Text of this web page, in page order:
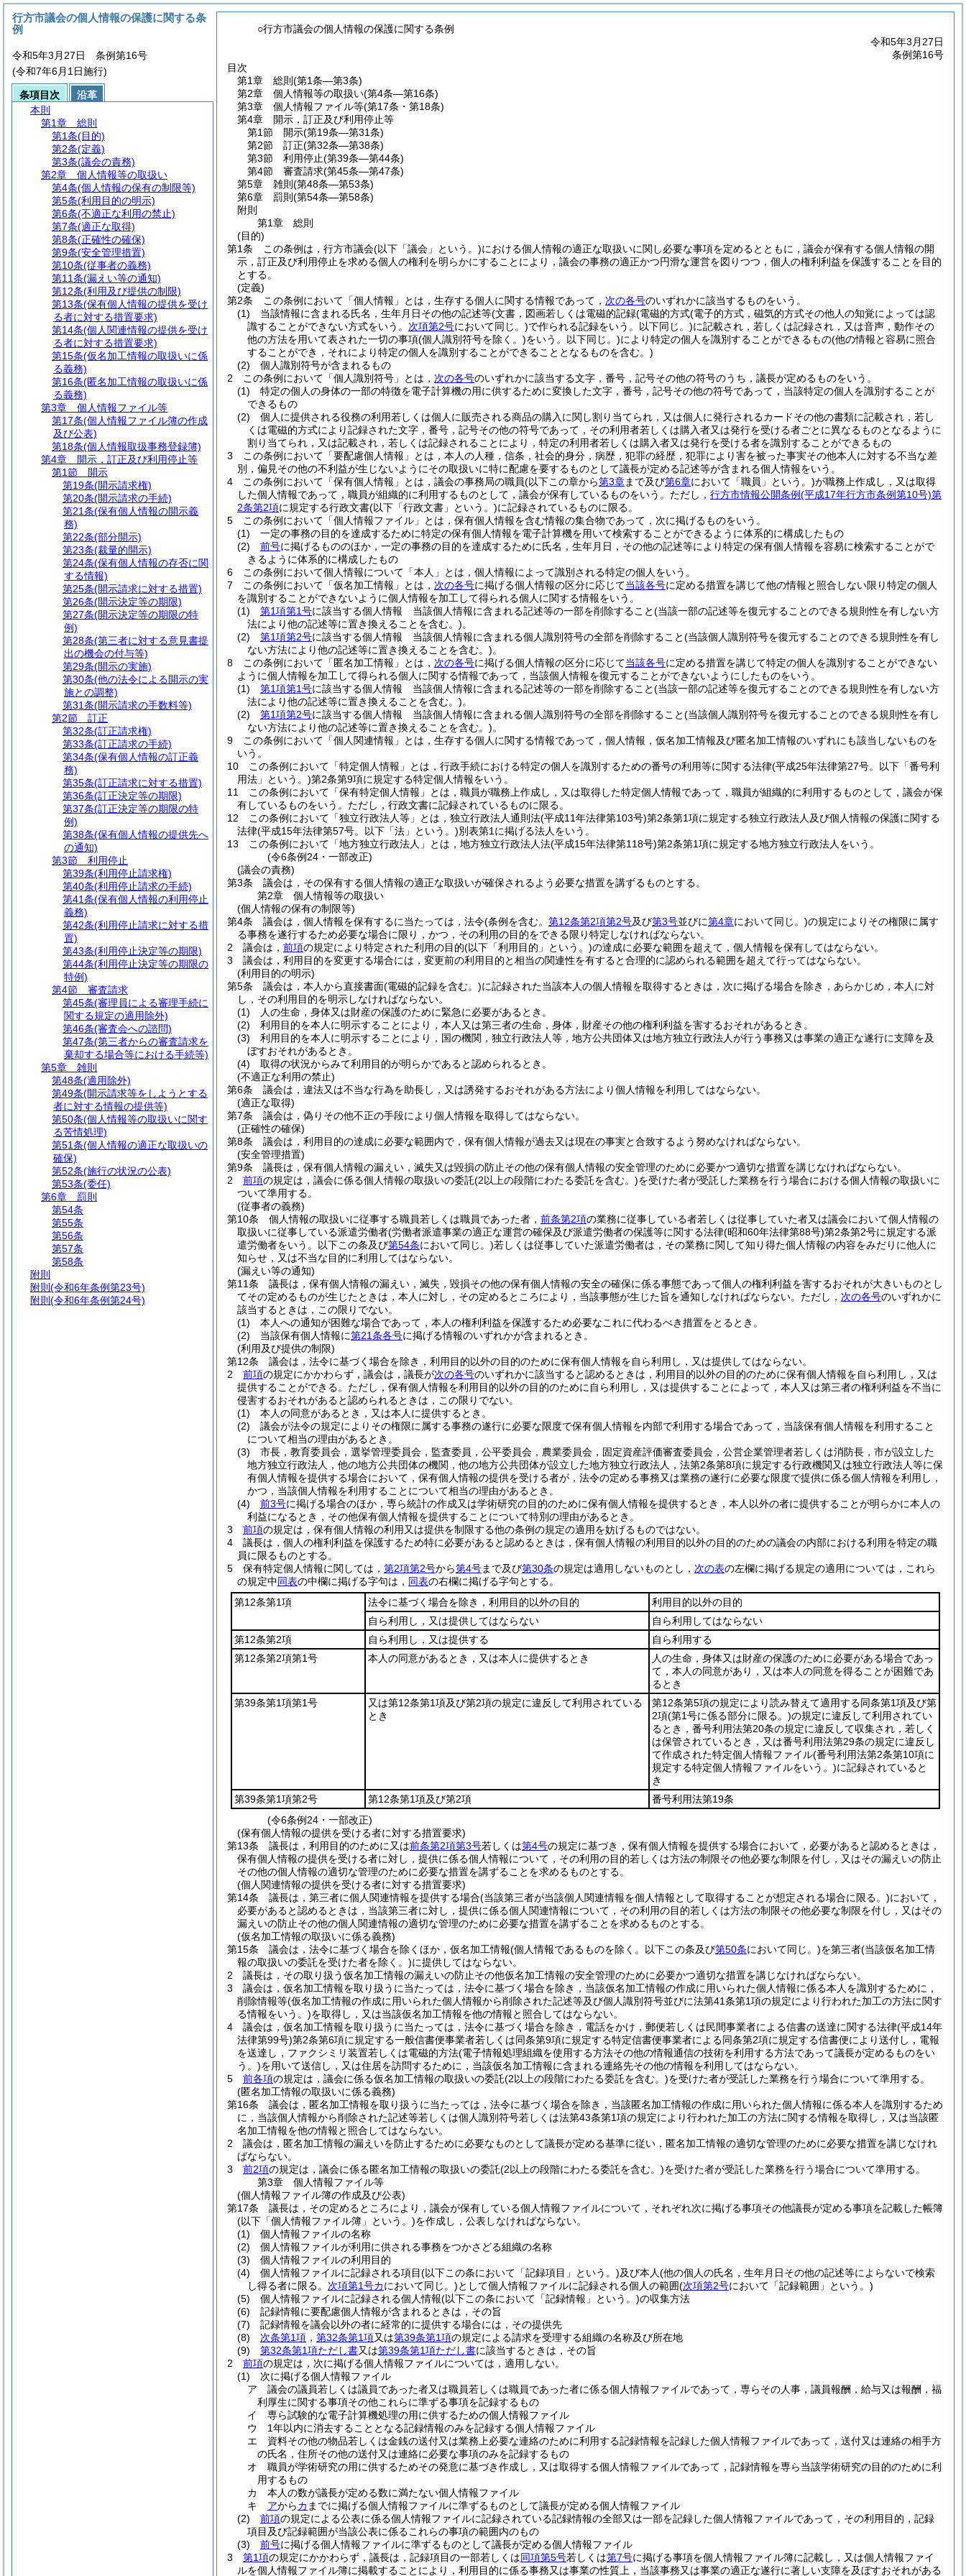
○行方市議会の個人情報の保護に関する条例
令和5年3月27日
条例第16号
目次
第1章
総則 (第1条―第3条)
第2章
個人情報等の取扱い(第4条―第16条)
第3章
個人情報ファイル等(第17条・第18条)
第4章
開示，訂正及び利用停止等
第1節
開示(第19条―第31条)
第2節
訂正(第32条―第38条)
第3節
利用停止(第39条―第44条)
第4節
審査請求(第45条―第47条)
第5章
雑則 (第48条―第53条)
第6章
罰則 (第54条―第58条)
附則
第1章
総則
(目的)
第1条
この条例は，行方市議会(以下「議会」という。)における個人情報の適正な取扱いに関し必要な事項を定めるとともに，議会が保有する個人情報の開
示，訂正及び利用停止を求める個人の権利を明らかにすることにより，議会の事務の適正かつ円滑な運営を図りつつ，個人の権利利益を保護することを目的
とする。
(定義)
第2条
この条例において「個人情報」とは，生存する個人に関する情報であって， 次の各号のいずれかに該当するものをいう。
(1)
当該情報に含まれる氏名，生年月日その他の記述等(文書，図画若しくは電磁的記録(電磁的方式(電子的方式，磁気的方式その他人の知覚によっては認
識することができない方式をいう。 次項第2号において同じ。)で作られる記録をいう。以下同じ。)に記載され，若しくは記録され，又は音声，動作その
他の方法を用いて表された一切の事項(個人識別符号を除く。)をいう。以下同じ。)により特定の個人を識別することができるもの(他の情報と容易に照合
することができ，それにより特定の個人を識別することができることとなるものを含む。)
(2)
個人識別符号が含まれるもの
2
この条例において「個人識別符号」とは， 次の各号のいずれかに該当する文字，番号，記号その他の符号のうち，議長が定めるものをいう。
(1)
特定の個人の身体の一部の特徴を電子計算機の用に供するために変換した文字，番号，記号その他の符号であって，当該特定の個人を識別することが
できるもの
(2)
個人に提供される役務の利用若しくは個人に販売される商品の購入に関し割り当てられ，又は個人に発行されるカードその他の書類に記載され，若し
くは電磁的方式により記録された文字，番号，記号その他の符号であって，その利用者若しくは購入者又は発行を受ける者ごとに異なるものとなるように
割り当てられ，又は記載され，若しくは記録されることにより，特定の利用者若しくは購入者又は発行を受ける者を識別することができるもの
3
この条例において「要配慮個人情報」とは，本人の人種，信条，社会的身分，病歴，犯罪の経歴，犯罪により害を被った事実その他本人に対する不当な差
別，偏見その他の不利益が生じないようにその取扱いに特に配慮を要するものとして議長が定める記述等が含まれる個人情報をいう。
4
この条例において「保有個人情報」とは，議会の事務局の職員(以下この章から第3章まで及び第6章において「職員」という。)が職務上作成し，又は取得
した個人情報であって，職員が組織的に利用するものとして，議会が保有しているものをいう。 ただし， 行方市情報公開条例(平成17年行方市条例第10号)第
2条第2項に規定する行政文書(以下「行政文書」という。)に記録されているものに限る。
5
この条例において「個人情報ファイル」とは，保有個人情報を含む情報の集合物であって，次に掲げるものをいう。
(1)
一定の事務の目的を達成するために特定の保有個人情報を電子計算機を用いて検索することができるように体系的に構成したもの
(2)
前号に掲げるもののほか，一定の事務の目的を達成するために氏名，生年月日，その他の記述等により特定の保有個人情報を容易に検索することがで
きるように体系的に構成したもの
6
この条例において個人情報について「本人」とは，個人情報によって識別される特定の個人をいう。
7
この条例において「仮名加工情報」とは， 次の各号に掲げる個人情報の区分に応じて当該各号に定める措置を講じて他の情報と照合しない限り特定の個人
を識別することができないように個人情報を加工して得られる個人に関する情報をいう。
(1)
第1項第1号に該当する個人情報 当該個人情報に含まれる記述等の一部を削除すること(当該一部の記述等を復元することのできる規則性を有しない方
法により他の記述等に置き換えることを含む。)。
(2)
第1項第2号に該当する個人情報 当該個人情報に含まれる個人識別符号の全部を削除すること(当該個人識別符号を復元することのできる規則性を有し
ない方法により他の記述等に置き換えることを含む。)。
8
この条例において「匿名加工情報」とは， 次の各号に掲げる個人情報の区分に応じて当該各号に定める措置を講じて特定の個人を識別することができない
ように個人情報を加工して得られる個人に関する情報であって，当該個人情報を復元することができないようにしたものをいう。
(1)
第1項第1号に該当する個人情報 当該個人情報に含まれる記述等の一部を削除すること(当該一部の記述等を復元することのできる規則性を有しない方
法により他の記述等に置き換えることを含む。)。
(2)
第1項第2号に該当する個人情報 当該個人情報に含まれる個人識別符号の全部を削除すること(当該個人識別符号を復元することのできる規則性を有し
ない方法により他の記述等に置き換えることを含む。)。
9
この条例において「個人関連情報」とは，生存する個人に関する情報であって，個人情報，仮名加工情報及び匿名加工情報のいずれにも該当しないものを
いう。
10
この条例において「特定個人情報」とは，行政手続における特定の個人を識別するための番号の利用等に関する法律(平成25年法律第27号。以下「番号利
用法」という。)第2条第9項に規定する特定個人情報をいう。
11
この条例において「保有特定個人情報」とは，職員が職務上作成し，又は取得した特定個人情報であって，職員が組織的に利用するものとして，議会が保
有しているものをいう。 ただし，行政文書に記録されているものに限る。
12
この条例において「独立行政法人等」とは，独立行政法人通則法(平成11年法律第103号)第2条第1項に規定する独立行政法人及び個人情報の保護に関する
法律(平成15年法律第57号。以下「法」という。)別表第1に掲げる法人をいう。
13
この条例において「地方独立行政法人」とは，地方独立行政法人法(平成15年法律第118号)第2条第1項に規定する地方独立行政法人をいう。
(令6条例24・一部改正)
(議会の責務)
第3条
議会は，その保有する個人情報の適正な取扱いが確保されるよう必要な措置を講ずるものとする。
第2章
個人情報等の取扱い
(個人情報の保有の制限等)
第4条
議会は，個人情報を保有するに当たっては，法令(条例を含む。 第12条第2項第2号及び第3号並びに第4章において同じ。)の規定によりその権限に属す
る事務を遂行するため必要な場合に限り，かつ，その利用の目的をできる限り特定しなければならない。
2
議会は， 前項の規定により特定された利用の目的(以下「利用目的」という。)の達成に必要な範囲を超えて，個人情報を保有してはならない。
3
議会は，利用目的を変更する場合には，変更前の利用目的と相当の関連性を有すると合理的に認められる範囲を超えて行ってはならない。
(利用目的の明示)
第5条
議会は，本人から直接書面(電磁的記録を含む。)に記録された当該本人の個人情報を取得するときは，次に掲げる場合を除き，あらかじめ，本人に対
し，その利用目的を明示しなければならない。
(1)
人の生命，身体又は財産の保護のために緊急に必要があるとき。
(2)
利用目的を本人に明示することにより，本人又は第三者の生命，身体，財産その他の権利利益を害するおそれがあるとき。
(3)
利用目的を本人に明示することにより，国の機関，独立行政法人等，地方公共団体又は地方独立行政法人が行う事務又は事業の適正な遂行に支障を及
ぼすおそれがあるとき。
(4)
取得の状況からみて利用目的が明らかであると認められるとき。
(不適正な利用の禁止)
第6条
議会は，違法又は不当な行為を助長し，又は誘発するおそれがある方法により個人情報を利用してはならない。
(適正な取得)
第7条
議会は，偽りその他不正の手段により個人情報を取得してはならない。
(正確性の確保)
第8条
議会は，利用目的の達成に必要な範囲内で，保有個人情報が過去又は現在の事実と合致するよう努めなければならない。
(安全管理措置)
第9条
議長は，保有個人情報の漏えい，滅失又は毀損の防止その他の保有個人情報の安全管理のために必要かつ適切な措置を講じなければならない。
2
前項の規定は，議会に係る個人情報の取扱いの委託(2以上の段階にわたる委託を含む。)を受けた者が受託した業務を行う場合における個人情報の取扱いに
ついて準用する。
(従事者の義務)
第10条
個人情報の取扱いに従事する職員若しくは職員であった者， 前条第2項の業務に従事している者若しくは従事していた者又は議会において個人情報の
取扱いに従事している派遣労働者(労働者派遣事業の適正な運営の確保及び派遣労働者の保護等に関する法律(昭和60年法律第88号)第2条第2号に規定する派
遣労働者をいう。以下この条及び第54条において同じ。)若しくは従事していた派遣労働者は，その業務に関して知り得た個人情報の内容をみだりに他人に
知らせ，又は不当な目的に利用してはならない。
(漏えい等の通知)
第11条
議長は，保有個人情報の漏えい，滅失，毀損その他の保有個人情報の安全の確保に係る事態であって個人の権利利益を害するおそれが大きいものとし
てその定めるものが生じたときは，本人に対し，その定めるところにより，当該事態が生じた旨を通知しなければならない。 ただし， 次の各号のいずれかに
該当するときは，この限りでない。
(1)
本人への通知が困難な場合であって，本人の権利利益を保護するため必要なこれに代わるべき措置をとるとき。
(2)
当該保有個人情報に第21条各号に掲げる情報のいずれかが含まれるとき。
(利用及び提供の制限)
第12条
議会は，法令に基づく場合を除き，利用目的以外の目的のために保有個人情報を自ら利用し，又は提供してはならない。
2
前項の規定にかかわらず，議会は，議長が次の各号のいずれかに該当すると認めるときは，利用目的以外の目的のために保有個人情報を自ら利用し，又は
提供することができる。 ただし，保有個人情報を利用目的以外の目的のために自ら利用し，又は提供することによって，本人又は第三者の権利利益を不当に
侵害するおそれがあると認められるときは，この限りでない。
(1)
本人の同意があるとき，又は本人に提供するとき。
(2)
議会が法令の規定によりその権限に属する事務の遂行に必要な限度で保有個人情報を内部で利用する場合であって，当該保有個人情報を利用すること
について相当の理由があるとき。
(3)
市長，教育委員会，選挙管理委員会，監査委員，公平委員会，農業委員会，固定資産評価審査委員会，公営企業管理者若しくは消防長，市が設立した
地方独立行政法人，他の地方公共団体の機関，他の地方公共団体が設立した地方独立行政法人，法第2条第8項に規定する行政機関又は独立行政法人等に保
有個人情報を提供する場合において，保有個人情報の提供を受ける者が，法令の定める事務又は業務の遂行に必要な限度で提供に係る個人情報を利用し，
かつ，当該個人情報を利用することについて相当の理由があるとき。
(4)
前3号に掲げる場合のほか，専ら統計の作成又は学術研究の目的のために保有個人情報を提供するとき，本人以外の者に提供することが明らかに本人の
利益になるとき，その他保有個人情報を提供することについて特別の理由があるとき。
3
前項の規定は，保有個人情報の利用又は提供を制限する他の条例の規定の適用を妨げるものではない。
4
議長は，個人の権利利益を保護するため特に必要があると認めるときは，保有個人情報の利用目的以外の目的のための議会の内部における利用を特定の職
員に限るものとする。
5
保有特定個人情報に関しては， 第2項第2号から第4号まで及び第30条の規定は適用しないものとし， 次の表の左欄に掲げる規定の適用については，これら
の規定中同表の中欄に掲げる字句は， 同表の右欄に掲げる字句とする。
第12条第1項
法令に基づく場合を除き，利用目的以外の目的
利用目的以外の目的
自ら利用し，又は提供してはならない
自ら利用してはならない
第12条第2項
自ら利用し，又は提供する
自ら利用する
第12条第2項第1号
本人の同意があるとき，又は本人に提供するとき
人の生命，身体又は財産の保護のために必要がある場合であっ
て，本人の同意があり，又は本人の同意を得ることが困難であ
るとき
第39条第1項第1号
又は第12条第1項及び第2項の規定に違反して利用されている
とき
第12条第5項の規定により読み替えて適用する同条第1項及び第
2項(第1号に係る部分に限る。)の規定に違反して利用されてい
るとき，番号利用法第20条の規定に違反して収集され，若しく
は保管されているとき，又は番号利用法第29条の規定に違反し
て作成された特定個人情報ファイル(番号利用法第2条第10項に
規定する特定個人情報ファイルをいう。)に記録されていると
き
第39条第1項第2号
第12条第1項及び第2項
番号利用法第19条
(令6条例24・一部改正)
(保有個人情報の提供を受ける者に対する措置要求)
第13条
議長は，利用目的のために又は前条第2項第3号若しくは第4号の規定に基づき，保有個人情報を提供する場合において，必要があると認めるときは，
保有個人情報の提供を受ける者に対し，提供に係る個人情報について，その利用の目的若しくは方法の制限その他必要な制限を付し，又はその漏えいの防止
その他の個人情報の適切な管理のために必要な措置を講ずることを求めるものとする。
(個人関連情報の提供を受ける者に対する措置要求)
第14条
議長は，第三者に個人関連情報を提供する場合(当該第三者が当該個人関連情報を個人情報として取得することが想定される場合に限る。)において，
必要があると認めるときは，当該第三者に対し，提供に係る個人関連情報について，その利用の目的若しくは方法の制限その他必要な制限を付し，又はその
漏えいの防止その他の個人関連情報の適切な管理のために必要な措置を講ずることを求めるものとする。
(仮名加工情報の取扱いに係る義務)
第15条
議会は，法令に基づく場合を除くほか，仮名加工情報(個人情報であるものを除く。以下この条及び第50条において同じ。)を第三者(当該仮名加工情
報の取扱いの委託を受けた者を除く。)に提供してはならない。
2
議長は，その取り扱う仮名加工情報の漏えいの防止その他仮名加工情報の安全管理のために必要かつ適切な措置を講じなければならない。
3
議会は，仮名加工情報を取り扱うに当たっては，法令に基づく場合を除き，当該仮名加工情報の作成に用いられた個人情報に係る本人を識別するために，
削除情報等(仮名加工情報の作成に用いられた個人情報から削除された記述等及び個人識別符号並びに法第41条第1項の規定により行われた加工の方法に関す
る情報をいう。)を取得し，又は当該仮名加工情報を他の情報と照合してはならない。
4
議会は，仮名加工情報を取り扱うに当たっては，法令に基づく場合を除き，電話をかけ，郵便若しくは民間事業者による信書の送達に関する法律(平成14年
法律第99号)第2条第6項に規定する一般信書便事業者若しくは同条第9項に規定する特定信書便事業者による同条第2項に規定する信書便により送付し，電報
を送達し，ファクシミリ装置若しくは電磁的方法(電子情報処理組織を使用する方法その他の情報通信の技術を利用する方法であって議長が定めるものをい
う。)を用いて送信し，又は住居を訪問するために，当該仮名加工情報に含まれる連絡先その他の情報を利用してはならない。
5
前各項の規定は，議会に係る仮名加工情報の取扱いの委託(2以上の段階にわたる委託を含む。)を受けた者が受託した業務を行う場合について準用する。
(匿名加工情報の取扱いに係る義務)
第16条
議会は，匿名加工情報を取り扱うに当たっては，法令に基づく場合を除き，当該匿名加工情報の作成に用いられた個人情報に係る本人を識別するため
に，当該個人情報から削除された記述等若しくは個人識別符号若しくは法第43条第1項の規定により行われた加工の方法に関する情報を取得し，又は当該匿
名加工情報を他の情報と照合してはならない。
2
議会は，匿名加工情報の漏えいを防止するために必要なものとして議長が定める基準に従い，匿名加工情報の適切な管理のために必要な措置を講じなけれ
ばならない。
3
前2項の規定は，議会に係る匿名加工情報の取扱いの委託(2以上の段階にわたる委託を含む。)を受けた者が受託した業務を行う場合について準用する。
第3章
個人情報ファイル等
(個人情報ファイル簿の作成及び公表)
第17条
議長は，その定めるところにより，議会が保有している個人情報ファイルについて，それぞれ次に掲げる事項その他議長が定める事項を記載した帳簿
(以下「個人情報ファイル簿」という。)を作成し，公表しなければならない。
(1)
個人情報ファイルの名称
(2)
個人情報ファイルが利用に供される事務をつかさどる組織の名称
(3)
個人情報ファイルの利用目的
(4)
個人情報ファイルに記録される項目(以下この条において「記録項目」という。)及び本人(他の個人の氏名，生年月日その他の記述等によらないで検索
し得る者に限る。 次項第1号カにおいて同じ。)として個人情報ファイルに記録される個人の範囲(次項第2号において「記録範囲」という。)
(5)
個人情報ファイルに記録される個人情報(以下この条において「記録情報」という。)の収集方法
(6)
記録情報に要配慮個人情報が含まれるときは，その旨
(7)
記録情報を議会以外の者に経常的に提供する場合には，その提供先
(8)
次条第1項 ， 第32条第1項又は第39条第1項の規定による請求を受理する組織の名称及び所在地
(9)
第32条第1項ただし書又は第39条第1項ただし書に該当するときは，その旨
2
前項の規定は，次に掲げる個人情報ファイルについては，適用しない。
(1)
次に掲げる個人情報ファイル
ア
議会の議員若しくは議員であった者又は職員若しくは職員であった者に係る個人情報ファイルであって，専らその人事，議員報酬，給与又は報酬，福
利厚生に関する事項その他これらに準ずる事項を記録するもの
イ
専ら試験的な電子計算機処理の用に供するための個人情報ファイル
ウ
1年以内に消去することとなる記録情報のみを記録する個人情報ファイル
エ
資料その他の物品若しくは金銭の送付又は業務上必要な連絡のために利用する記録情報を記録した個人情報ファイルであって，送付又は連絡の相手方
の氏名，住所その他の送付又は連絡に必要な事項のみを記録するもの
オ
職員が学術研究の用に供するためその発意に基づき作成し，又は取得する個人情報ファイルであって，記録情報を専ら当該学術研究の目的のために利
用するもの
カ
本人の数が議長が定める数に満たない個人情報ファイル
キ
アからカ までに掲げる個人情報ファイルに準ずるものとして議長が定める個人情報ファイル
(2)
前項の規定による公表に係る個人情報ファイルに記録されている記録情報の全部又は一部を記録した個人情報ファイルであって，その利用目的，記録
項目及び記録範囲が当該公表に係るこれらの事項の範囲内のもの
(3)
前号に掲げる個人情報ファイルに準ずるものとして議長が定める個人情報ファイル
3
第1項の規定にかかわらず，議長は，記録項目の一部若しくは同項第5号若しくは第7号に掲げる事項を個人情報ファイル簿に記載し，又は個人情報ファイ
ルを個人情報ファイル簿に掲載することにより，利用目的に係る事務又は事業の性質上，当該事務又は事業の適正な遂行に著しい支障を及ぼすおそれがある
行方市議会の個人情報の保護に関する条
例
令和5年3月27日 条例第16号
(令和7年6月1日施行)
条項目次
沿革
本則
第1章
総則
第1条(目的)
第2条(定義)
第3条(議会の責務)
第2章
個人情報等の取扱い
第4条(個人情報の保有の制限等)
第5条(利用目的の明示)
第6条(不適正な利用の禁止)
第7条(適正な取得)
第8条(正確性の確保)
第9条(安全管理措置)
第10条(従事者の義務)
第11条(漏えい等の通知)
第12条(利用及び提供の制限)
第13条(保有個人情報の提供を受け
る者に対する措置要求)
第14条(個人関連情報の提供を受け
る者に対する措置要求)
第15条(仮名加工情報の取扱いに係
る義務)
第16条(匿名加工情報の取扱いに係
る義務)
第3章
個人情報ファイル等
第17条(個人情報ファイル簿の作成
及び公表)
第18条(個人情報取扱事務登録簿)
第4章
開示，訂正及び利用停止等
第1節
開示
第19条(開示請求権)
第20条(開示請求の手続)
第21条(保有個人情報の開示義
務)
第22条(部分開示)
第23条(裁量的開示)
第24条(保有個人情報の存否に関
する情報)
第25条(開示請求に対する措置)
第26条(開示決定等の期限)
第27条(開示決定等の期限の特
例)
第28条(第三者に対する意見書提
出の機会の付与等)
第29条(開示の実施)
第30条(他の法令による開示の実
施との調整)
第31条(開示請求の手数料等)
第2節
訂正
第32条(訂正請求権)
第33条(訂正請求の手続)
第34条(保有個人情報の訂正義
務)
第35条(訂正請求に対する措置)
第36条(訂正決定等の期限)
第37条(訂正決定等の期限の特
例)
第38条(保有個人情報の提供先へ
の通知)
第3節
利用停止
第39条(利用停止請求権)
第40条(利用停止請求の手続)
第41条(保有個人情報の利用停止
義務)
第42条(利用停止請求に対する措
置)
第43条(利用停止決定等の期限)
第44条(利用停止決定等の期限の
特例)
第4節
審査請求
第45条(審理員による審理手続に
関する規定の適用除外)
第46条(審査会への諮問)
第47条(第三者からの審査請求を
棄却する場合等における手続等)
第5章
雑則
第48条(適用除外)
第49条(開示請求等をしようとする
者に対する情報の提供等)
第50条(個人情報等の取扱いに関す
る苦情処理)
第51条(個人情報の適正な取扱いの
確保)
第52条(施行の状況の公表)
第53条(委任)
第6章
罰則
第54条
第55条
第56条
第57条
第58条
附則
附則 (令和6年条例第23号)
附則 (令和6年条例第24号)